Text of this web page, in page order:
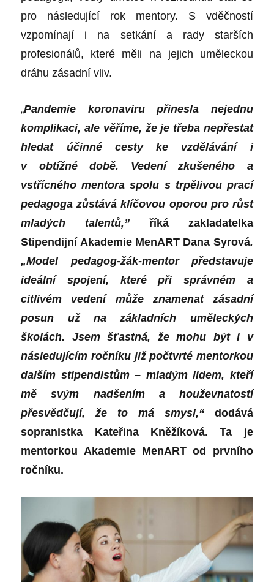
pro následující rok mentory. S vděčností
vzpomínají i na setkání a rady starších
profesionálů, které měli na jejich uměleckou
dráhu zásadní vliv.
„Pandemie koronavirupřinesla nejednu
komplikaci, ale věříme, že je třeba nepřestat
hledat účinné cesty ke vzdělávání i
v obtížné době. Vedení zkušeného a
vstřícného mentora spolu s trpělivou prací
pedagoga zůstává klíčovou oporou pro růst
mladých talentů,” říká zakladatelka
Stipendijní Akademie MenART Dana Syrová.
„Model pedagog-žák-mentor představuje
ideální spojení, které při správném a
citlivém vedení může znamenat zásadní
posun už na základních uměleckých
školách. Jsem šťastná, že mohu být i v
následujícím ročníku již počtvrté mentorkou
dalším stipendistům – mladým lidem, kteří
mě svým nadšením a houževnatostí
přesvědčují, že to má smysl,“dodává
sopranistka Kateřina Kněžíková. Ta je
mentorkou Akademie MenART od prvního
ročníku.